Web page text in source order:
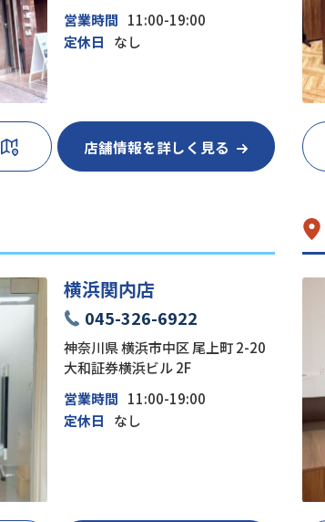
営業時間 11:00-19:00
定休日
なし
店舗情報を詳しく見る
横浜関内店
045-326-6922
神奈川県 横浜市中区 尾上町 2-20
大和証券横浜ビル 2F
営業時間 11:00-19:00
定休日
なし